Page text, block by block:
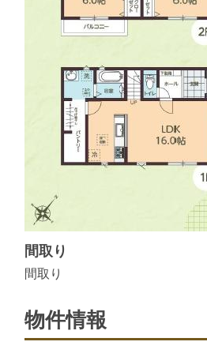
間取り
間取り
物件情報